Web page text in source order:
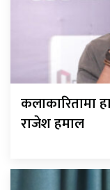
कलाकारितामा
राजेश हमाल